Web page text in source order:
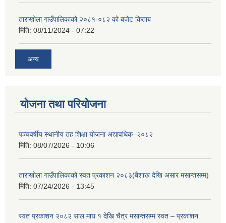
ताराखोला गाउँपालिकाको २०८१-०८२ को बजेट किताब
मिति: 08/11/2024 - 07:22
अन्य
योजना तथा परियोजना
पञ्चवर्षीय स्थानीय तह शिक्षा योजना अद्यावधिक–२०८२
मिति: 08/07/2026 - 10:06
ताराखोला गाउँपालिकाको स्वत प्रकाशन २०८३(बैशाख देखि असार मसान्तसम्म)
मिति: 07/24/2026 - 13:45
स्वत प्रकाशन २०८२ साल माघ १ देखि चैत्र मसान्तसम्म स्वत – प्रकाशन